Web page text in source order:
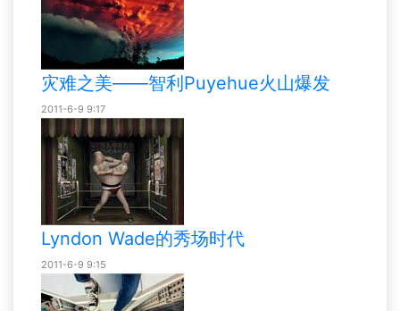
灾难之美——智利Puyehue火山爆发
2011-6-9 9:17
Lyndon Wade的秀场时代
2011-6-9 9:15